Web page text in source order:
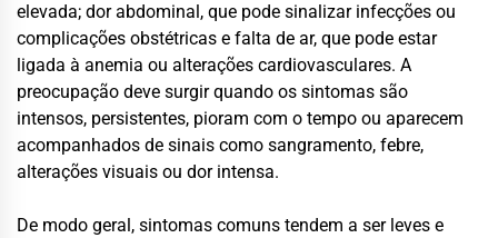
elevada; dor abdominal, que pode sinalizar infecções ou
complicações obstétricas e falta de ar, que pode estar
ligada à anemia ou alterações cardiovasculares. A
preocupação deve surgir quando os sintomas são
intensos, persistentes, pioram com o tempo ou aparecem
acompanhados de sinais como sangramento, febre,
alterações visuais ou dor intensa.
De modo geral, sintomas comuns tendem a ser leves e